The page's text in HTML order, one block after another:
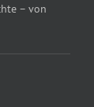
– von